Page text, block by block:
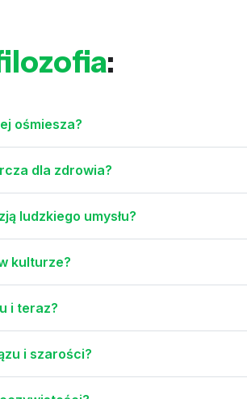
:
ośmiesza?
dla zdrowia?
ludzkiego umysłu?
kulturze?
i teraz?
i szarości?